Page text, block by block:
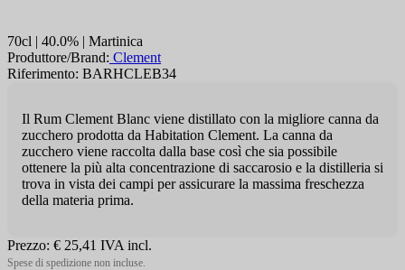
70cl | 40.0% | Martinica
Produttore/Brand: Clement
Riferimento: BARHCLEB34
Il Rum Clement Blanc viene distillato con la migliore canna da
zucchero prodotta da Habitation Clement. La canna da
zucchero viene raccolta dalla base così che sia possibile
ottenere la più alta concentrazione di saccarosio e la distilleria si
trova in vista dei campi per assicurare la massima freschezza
della materia prima.
Prezzo: € 25,41 IVA incl.
Spese di spedizione non incluse.